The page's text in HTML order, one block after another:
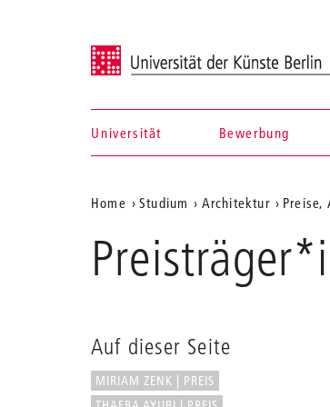
Universität der Künste Berlin
Navigation
Suche
Universität Bewerbung
Aktuelle
Position
auf
Home Studium Architektur Preise,
Auf dieser Seite
MIRIAM ZENK | PREIS